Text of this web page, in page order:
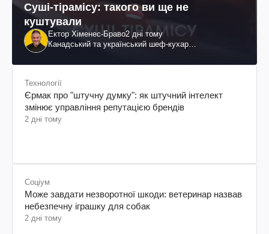
Суші-тірамісу: такого ви ще не
куштували
Ектор Хіменес-Браво2 дні тому
Канадський та український шеф-кухар
Технології
Єрмак про "штучну думку": як штучний інтелект
змінює управління репутацією брендів
2 дні тому
Соціум
Може завдати незворотної шкоди: ветеринар назвав
небезпечну іграшку для собак
2 дні тому